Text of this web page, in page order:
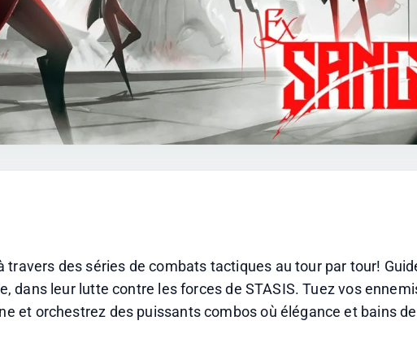
travers des séries de combats tactiques au tour par tour!
dans leur lutte contre les forces de STASIS. Tuez vos
et orchestrez des puissants combos où élégance et bains